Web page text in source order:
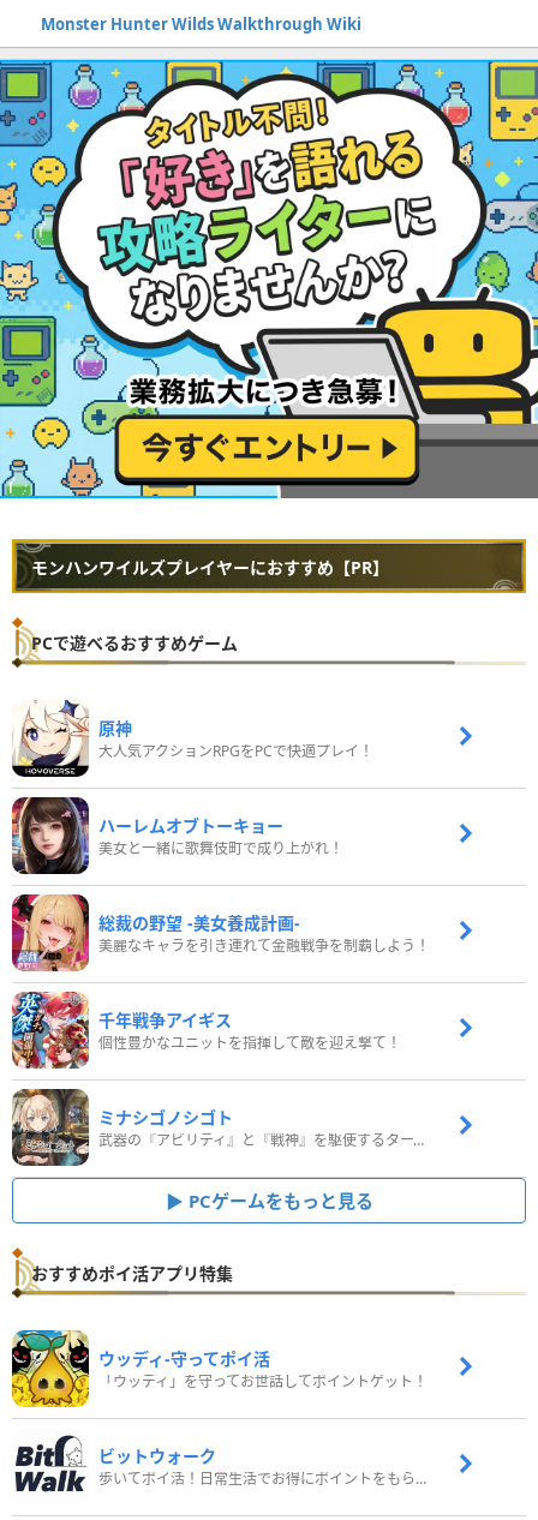
Monster Hunter Wilds Walkthrough Wiki
モンハンワイルズプレイヤーにおすすめ【PR】
PCで遊べるおすすめゲーム
原神
大人気アクションRPGをPCで快適プレイ！
ハーレムオブトーキョー
美女と一緒に歌舞伎町で成り上がれ！
総裁の野望 -美女養成計画-
美麗なキャラを引き連れて金融戦争を制覇しよう！
千年戦争アイギス
個性豊かなユニットを指揮して敵を迎え撃て！
ミナシゴノシゴト
武器の『アビリティ』と『戦神』を駆使するターン制コマンドバトルRPG！
PCゲームをもっと見る
おすすめポイ活アプリ特集
ウッディ‐守ってポイ活
「ウッディ」を守ってお世話してポイントゲット！
ビットウォーク
歩いてポイ活！日常生活でお得にポイントをもらおう